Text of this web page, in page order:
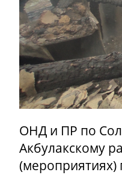
ОНД и ПР по
Акбулакскому
(мероприятиях)